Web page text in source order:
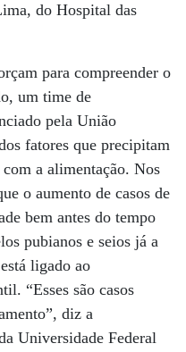
do Hospital das
para compreender o
um time de
pela União
fatores que precipitam
a alimentação. Nos
o aumento de casos de
bem antes do tempo
pubianos e seios já a
ligado ao
“Esses são casos
diz a
Universidade Federal